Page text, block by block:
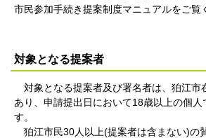
市民参加手続き提案制度マニュアルをご覧
対象となる提案者
対象となる提案者及び署名者は、狛江市
あり、申請提出日において18歳以上の個
す。
狛江市民30人以上(提案者は含まない)の